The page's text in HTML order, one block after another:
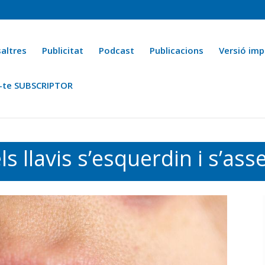
Publicitat Podcast Publicacions Versió
SUBSCRIPTOR
Ara fa 25 anys
llavis s’esquerdin i